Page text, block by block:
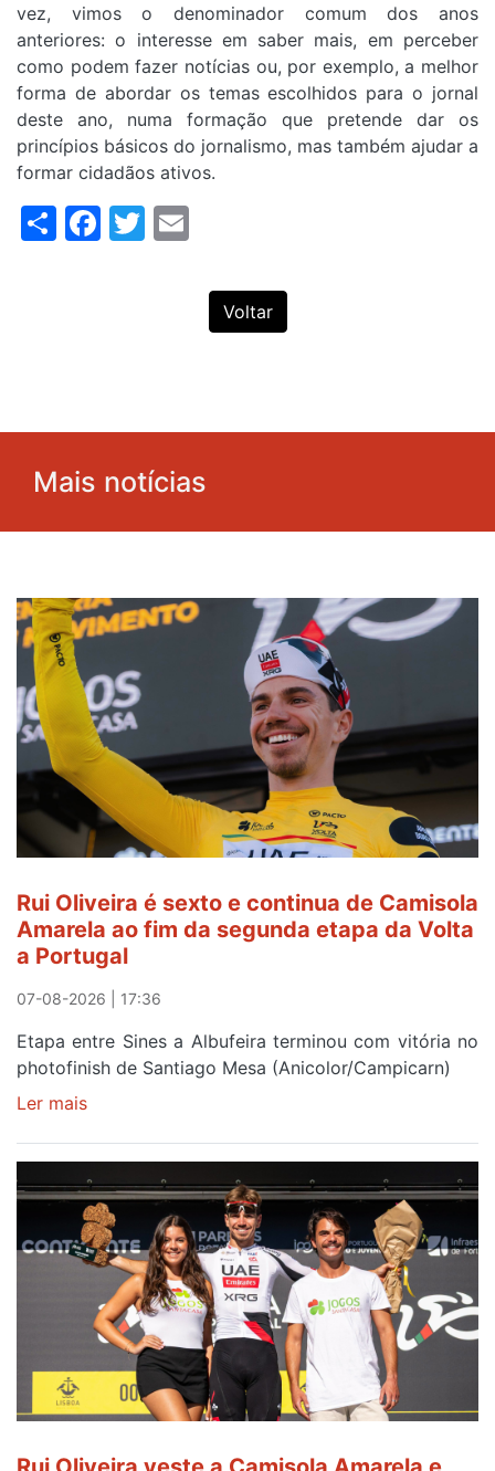
vez, vimos o denominador comum dos anos
anteriores: o interesse em saber mais, em perceber
como podem fazer notícias ou, por exemplo, a melhor
forma de abordar os temas escolhidos para o jornal
deste ano, numa formação que pretende dar os
princípios básicos do jornalismo, mas também ajudar a
formar cidadãos ativos.
ShareFacebook
Twitter
Voltar
Mais notícias
Rui Oliveira é sexto e continua de Camisola
Amarela ao fim da segunda etapa da Volta
a Portugal
07-08-2026 | 17:36
Etapa entre Sines a Albufeira terminou com vitória no
photofinish de Santiago Mesa (Anicolor/Campicarn)
Ler mais
Oliveira
é
sexto
e
continua
Camisola
Amarela
ao
da